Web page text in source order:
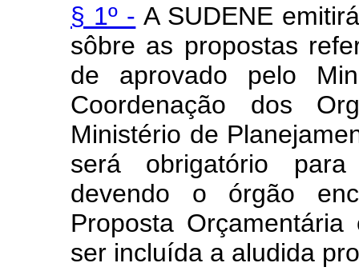
§ 1º - A SUDENE
sôbre as propostas
de aprovado pelo
Coordenação dos
Ministério de
será obrigatório
devendo o órgão
Proposta
ser incluída a aludida